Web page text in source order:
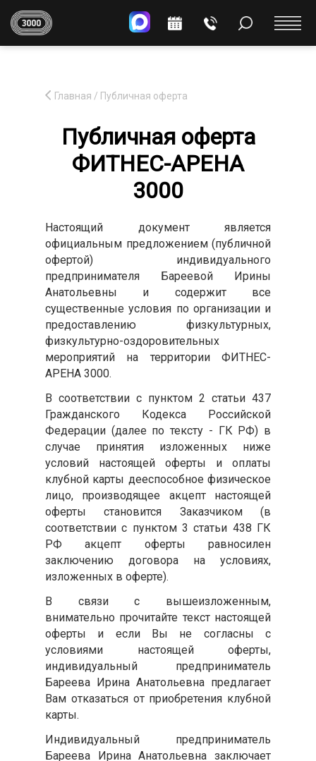
Главная / Публичная оферта
Публичная оферта
ФИТНЕС-АРЕНА
3000
Настоящий документ является
официальным предложением (публичной
офертой) индивидуального
предпринимателя Бареевой Ирины
Анатольевны и содержит все
существенные условия по организации и
предоставлению физкультурных,
физкультурно-оздоровительных
мероприятий на территории ФИТНЕС-
АРЕНА 3000.
В соответствии с пунктом 2 статьи 437
Гражданского Кодекса Российской
Федерации (далее по тексту - ГК РФ) в
случае принятия изложенных ниже
условий настоящей оферты и оплаты
клубной карты дееспособное физическое
лицо, производящее акцепт настоящей
оферты становится Заказчиком (в
соответствии с пунктом 3 статьи 438 ГК
РФ акцепт оферты равносилен
заключению договора на условиях,
изложенных в оферте).
В связи с вышеизложенным,
внимательно прочитайте текст настоящей
оферты и если Вы не согласны с
условиями настоящей оферты,
индивидуальный предприниматель
Бареева Ирина Анатольевна предлагает
Вам отказаться от приобретения клубной
карты.
Индивидуальный предприниматель
Бареева Ирина Анатольевна заключает